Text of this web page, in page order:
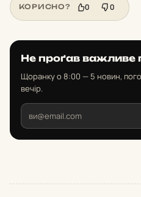
КОРИСНО? 0 0
Не проґав важливе
Щоранку о 8:00 — 5 новин,
вечір.